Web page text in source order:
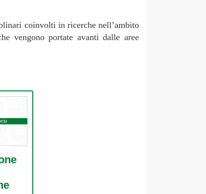
coinvolti in ricerche nell’ambito
vengono portate avanti dalle aree